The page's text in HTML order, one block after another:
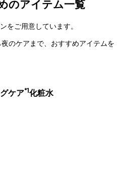
のアイテム一覧
をご用意しています。
のケアまで、おすすめアイテムを
ケア*1化粧水